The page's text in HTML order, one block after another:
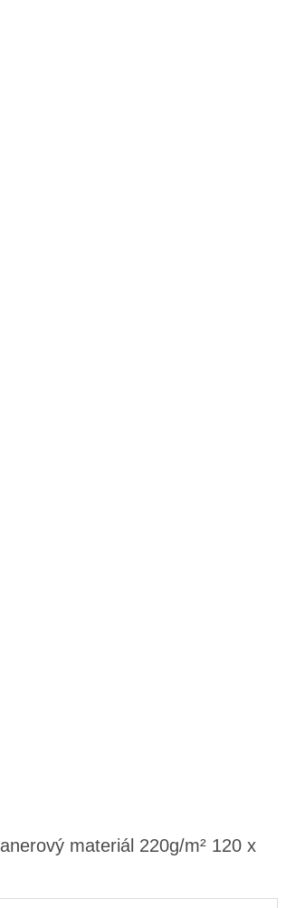
materiál 220g/m² 120 x